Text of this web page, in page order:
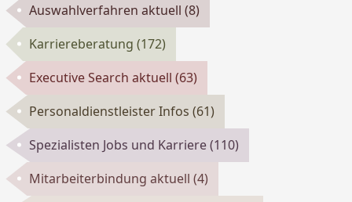
Auswahlverfahren aktuell(8)
Karriereberatung(172)
Executive Search aktuell(63)
Personaldienstleister Infos(61)
Spezialisten Jobs und Karriere(110)
Mitarbeiterbindung aktuell(4)